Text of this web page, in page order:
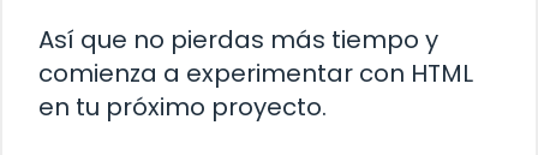
Así que no pierdas más tiempo y
comienza a experimentar con HTML
en tu próximo proyecto.